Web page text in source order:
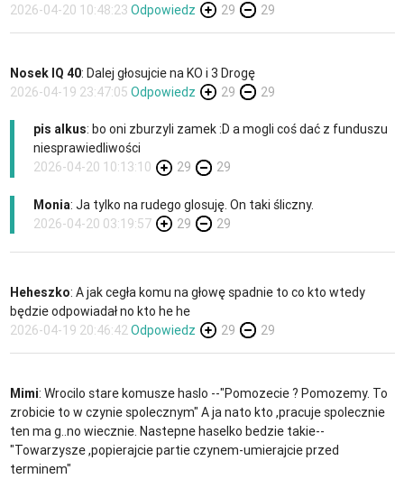
2026-04-20 10:48:23 Odpowiedz 29 29
Nosek IQ 40: Dalej głosujcie na KO i 3 Drogę
2026-04-19 23:47:05 Odpowiedz 29 29
pis alkus: bo oni zburzyli zamek :D a mogli coś dać z funduszu
niesprawiedliwości
2026-04-20 10:13:10
29 29
Monia: Ja tylko na rudego glosuję. On taki śliczny.
2026-04-20 03:19:57
29 29
Heheszko: A jak cegła komu na głowę spadnie to co kto wtedy
będzie odpowiadał no kto he he
2026-04-19 20:46:42Odpowiedz 29 29
Mimi: Wrocilo stare komusze haslo --"Pomozecie ? Pomozemy. To
zrobicie to w czynie spolecznym" A ja nato kto ,pracuje spolecznie
ten ma g..no wiecznie. Nastepne haselko bedzie takie--
"Towarzysze ,popierajcie partie czynem-umierajcie przed
terminem"